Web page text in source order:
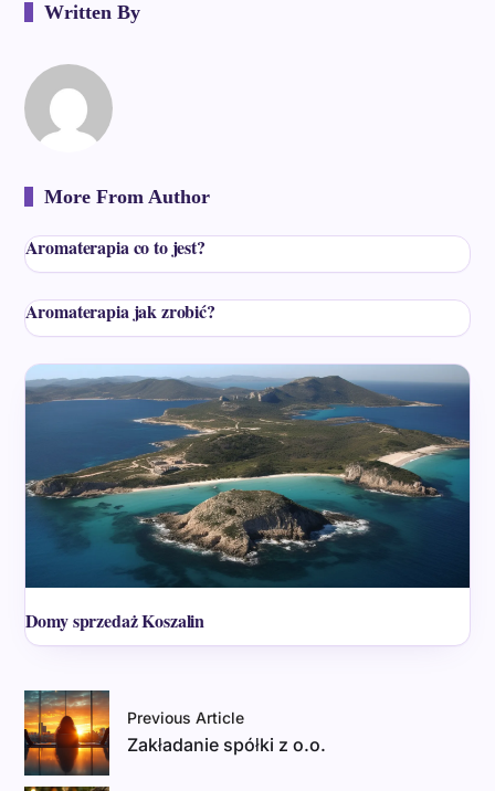
Written By
More From Author
Aromaterapia co to jest?
Aromaterapia jak zrobić?
Domy sprzedaż Koszalin
Previous Article
Zakładanie spółki z o.o.